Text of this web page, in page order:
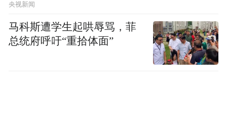
央视新闻
马科斯遭学生起哄辱骂，菲
总统府呼吁“重拾体面”